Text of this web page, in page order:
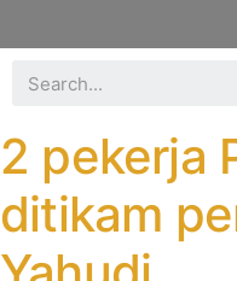
2 pekerja
ditikam